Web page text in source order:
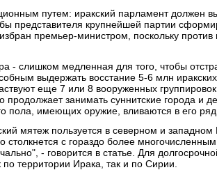
путем: иракский парламент должен
представителя крупнейшей партии
премьер-министром, поскольку
- слишком медленная для того, чтобы
выдержать восстание 5-6 млн
еще 7 или 8 вооруженных
занимать суннитские города и
пола, имеющих оружие, вливаются в его
мятеж пользуется в северном и западном
столкнется с гораздо более
- говорится в статье. Для
территории Ирака, так и по Сирии.